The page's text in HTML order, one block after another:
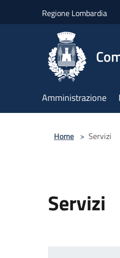
Regione Lombardia
Amministrazione
Home > Servizi
Servizi